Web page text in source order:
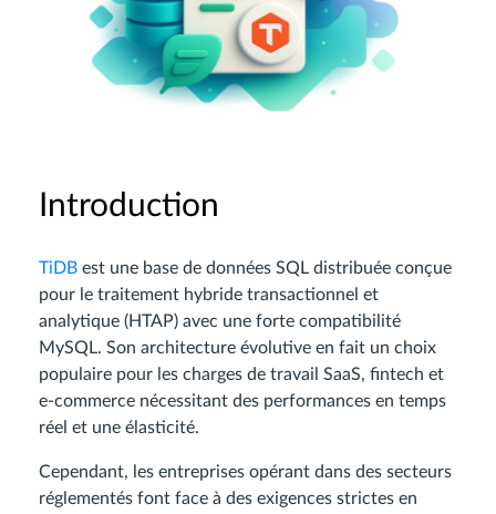
Introduction
TiDB est une base de données SQL distribuée conçue
pour le traitement hybride transactionnel et
analytique (HTAP) avec une forte compatibilité
MySQL. Son architecture évolutive en fait un choix
populaire pour les charges de travail SaaS, fintech et
e-commerce nécessitant des performances en temps
réel et une élasticité.
Cependant, les entreprises opérant dans des secteurs
réglementés font face à des exigences strictes en